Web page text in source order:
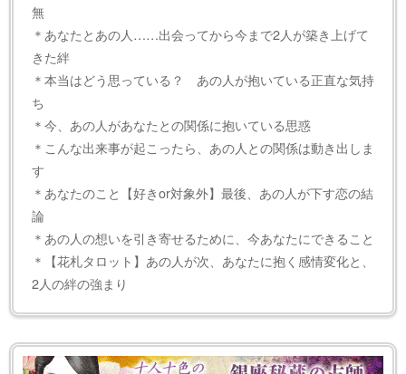
無
＊あなたとあの人……出会ってから今まで2人が築き上げて
きた絆
＊本当はどう思っている？ あの人が抱いている正直な気持
ち
＊今、あの人があなたとの関係に抱いている思惑
＊こんな出来事が起こったら、あの人との関係は動き出しま
す
＊あなたのこと【好きor対象外】最後、あの人が下す恋の結
論
＊あの人の想いを引き寄せるために、今あなたにできること
＊【花札タロット】あの人が次、あなたに抱く感情変化と、
2人の絆の強まり